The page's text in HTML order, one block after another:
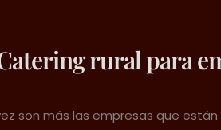
rural para
son más las empresas que